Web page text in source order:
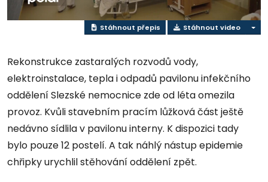
Stáhnout přepis Stáhnout video
Rekonstrukce zastaralých rozvodů vody,
elektroinstalace, tepla i odpadů pavilonu infekčního
oddělení Slezské nemocnice zde od léta omezila
provoz. Kvůli stavebním pracím lůžková část ještě
nedávno sídlila v pavilonu interny. K dispozici tady
bylo pouze 12 postelí. A tak náhlý nástup epidemie
chřipky urychlil stěhování oddělení zpět.